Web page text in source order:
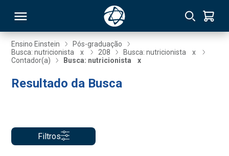
Ensino Einstein
Pós-graduação
Busca: nutricionista
x 208 Busca: nutricionista
x
Contador(a)
Busca: nutricionista x
Resultado da Busca
Filtros